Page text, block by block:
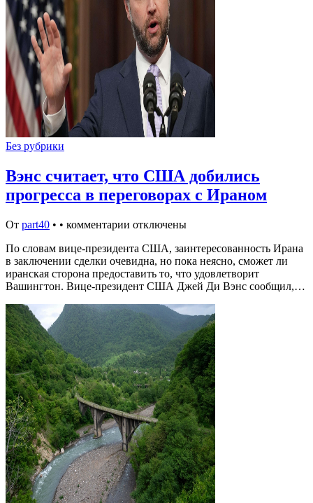
Без рубрики
Вэнс считает, что США добились
прогресса в переговорах с Ираном
От part40 • • комментарии отключены
По словам вице-президента США, заинтересованность Ирана
в заключении сделки очевидна, но пока неясно, сможет ли
иранская сторона предоставить то, что удовлетворит
Вашингтон. Вице-президент США Джей Ди Вэнс сообщил,…